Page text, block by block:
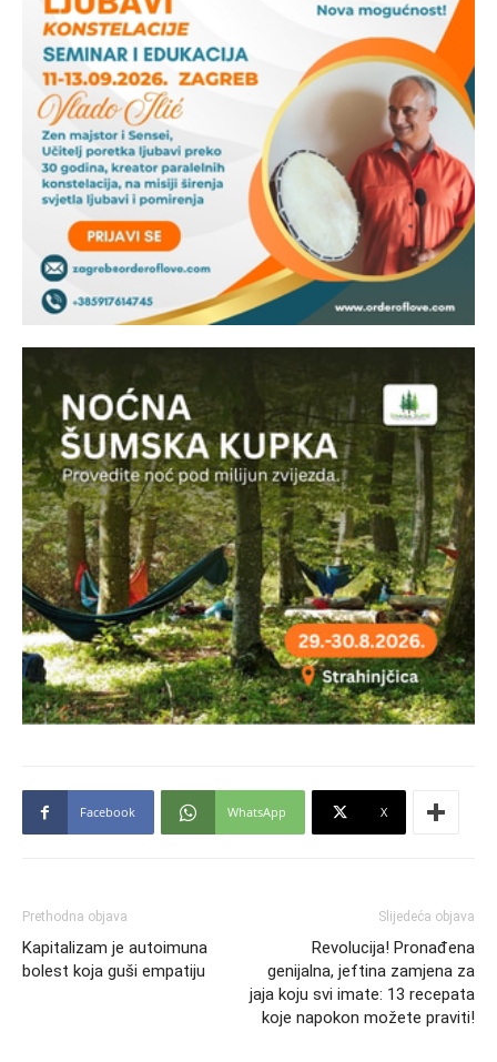
Facebook WhatsApp X
Prethodna objava
Kapitalizam je autoimuna
bolest koja guši empatiju
Slijedeća objava
Revolucija! Pronađena
genijalna, jeftina zamjena za
jaja koju svi imate: 13 recepata
koje napokon možete praviti!